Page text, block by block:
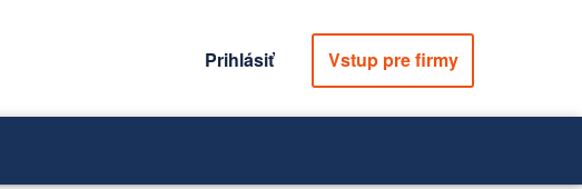
Prihlásiť Vstup pre firmy